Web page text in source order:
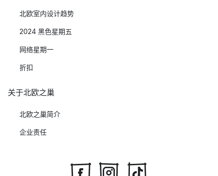
北欧室内设计趋势
2024 黑色星期五
网络星期一
折扣
关于北欧之巢
北欧之巢简介
企业责任